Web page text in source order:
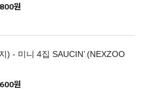
원
) - 미니 4집 SAUCIN’ (NEXZOO
원